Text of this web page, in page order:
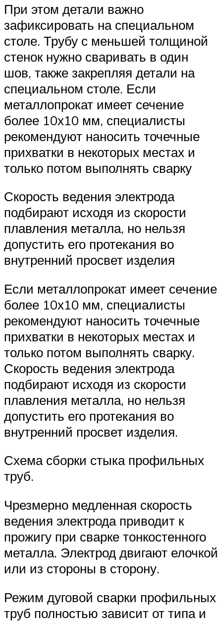
При этом детали важно
зафиксировать на специальном
столе. Трубу с меньшей толщиной
стенок нужно сваривать в один
шов, также закрепляя детали на
специальном столе. Если
металлопрокат имеет сечение
более 10х10 мм, специалисты
рекомендуют наносить точечные
прихватки в некоторых местах и
только потом выполнять сварку
Скорость ведения электрода
подбирают исходя из скорости
плавления металла, но нельзя
допустить его протекания во
внутренний просвет изделия
Если металлопрокат имеет сечение
более 10х10 мм, специалисты
рекомендуют наносить точечные
прихватки в некоторых местах и
только потом выполнять сварку.
Скорость ведения электрода
подбирают исходя из скорости
плавления металла, но нельзя
допустить его протекания во
внутренний просвет изделия.
Схема сборки стыка профильных
труб.
Чрезмерно медленная скорость
ведения электрода приводит к
прожигу при сварке тонкостенного
металла. Электрод двигают елочкой
или из стороны в сторону.
Режим дуговой сварки профильных
труб полностью зависит от типа и